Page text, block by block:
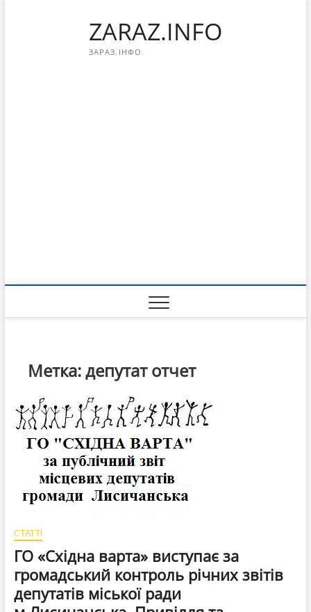
ZARAZ.INFO
ЗАРАЗ.ІНФО
Метка:депутат отчет
СТАТТІ
ГО «Східна варта» виступає за
громадський контроль річних звітів
депутатів міської ради